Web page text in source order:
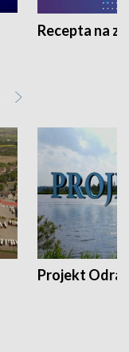
Recepta na
Projekt Odra